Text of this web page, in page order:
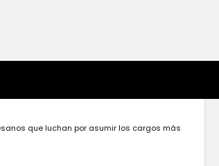
que luchan por asumir los cargos más